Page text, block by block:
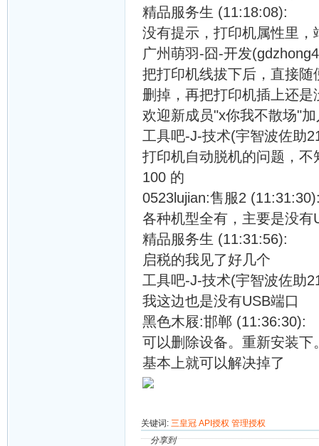
精品服务生 (11:18:08):
没有提示，打印机属性里
广州萌羽-囧-开发
把打印机线拔下后，直接
删掉，再把打印机插上还
欢迎新成员"x你我不散场"
工具吧-J-技术(宇智波佐助
打印机自动脱机的问题，
100 的
0523lujian:售服2
各种机型全有，主要是没有
精品服务生 (11:31:56):
启税的我见了好几个
工具吧-J-技术(宇智波佐助
我这边也是没有USB端口
黑色木屐:邯郸 (11:36:30):
可以删除设备。重新安装下
基本上就可以解决掉了
关键词: 三皇冠 API授权 管理授权
分享到